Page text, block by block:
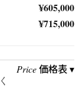
¥605,000
¥715,000
Price価格表 ▾